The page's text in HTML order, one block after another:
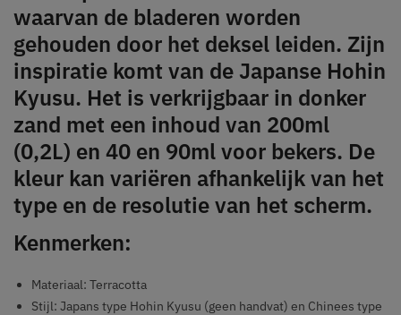
waarvan de bladeren worden
gehouden door het deksel leiden. Zijn
inspiratie komt van de Japanse Hohin
Kyusu. Het is verkrijgbaar in donker
zand met een inhoud van 200ml
(0,2L) en 40 en 90ml voor bekers. De
kleur kan variëren afhankelijk van het
type en de resolutie van het scherm.
Kenmerken:
Materiaal: Terracotta
Stijl: Japans type Hohin Kyusu (geen handvat) en Chinees type